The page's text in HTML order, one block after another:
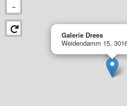
Galerie Drees
Weidendamm 15,
−